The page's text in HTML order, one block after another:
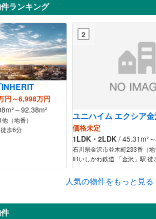
ランキング
円～6,998万円
～92.38m²
（地番）
歩6分
2
ユニハイム エクシア
価格未定
1LDK・2LDK / 45.31m²
石川県金沢市並木町233番（
IRいしかわ鉄道 「金沢」駅 徒
人気の物件をもっと見る